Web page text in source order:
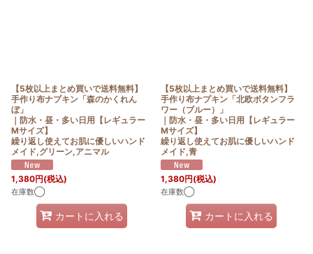
【5枚以上まとめ買いで送料無料】
手作り布ナプキン「森のかくれん
ぼ」
｜防水・昼・多い日用【レギュラー
Mサイズ】
繰り返し使えてお肌に優しいハンド
メイド,グリーン,アニマル
1,380円(税込)
在庫数◯
カートに入れる
【5枚以上まとめ買いで送料無料】
手作り布ナプキン「北欧ボタンフラ
ワー（ブルー）」
｜防水・昼・多い日用【レギュラー
Mサイズ】
繰り返し使えてお肌に優しいハンド
メイド,青
1,380円(税込)
在庫数◯
カートに入れる